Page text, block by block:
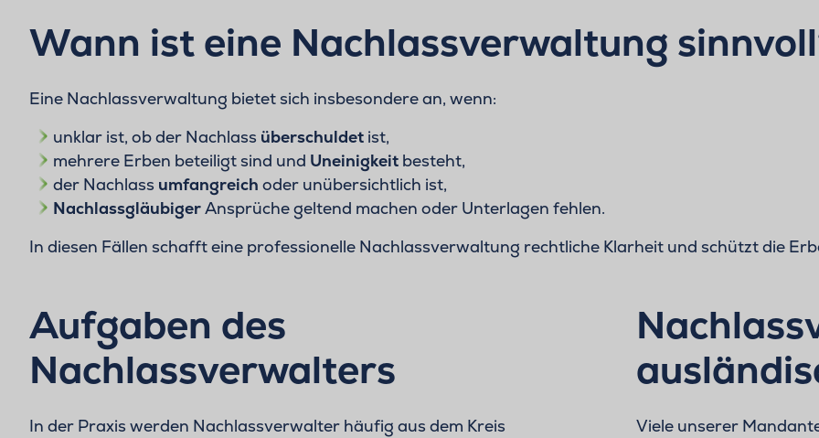
Wann ist eine Nachlassverwaltung
Eine Nachlassverwaltung bietet sich insbesondere an, wenn:
unklar ist, ob der Nachlass überschuldet ist,
mehrere Erben beteiligt sind und Uneinigkeit besteht,
der Nachlass umfangreich oder unübersichtlich ist,
NachlassgläubigerAnsprüche geltend machen oder Unterlagen fehlen.
In diesen Fällen schafft eine professionelle Nachlassverwaltung rechtliche Klarheit und schützt die
Aufgaben des
Nachlassverwalters
In der Praxis werden Nachlassverwalter häufig aus dem Kreis
Viele unserer